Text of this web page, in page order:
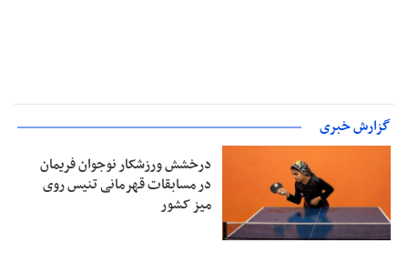
گزارش خبری
درخشش ورزشکار نوجوان فریمان
در مسابقات قهرمانی تنیس روی
میز کشور